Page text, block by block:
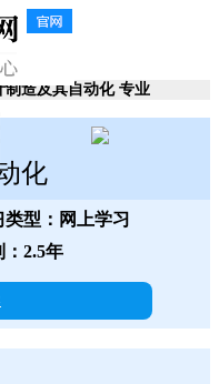
制造及其自动化 专业
化
类型：网上学习
：2.5年